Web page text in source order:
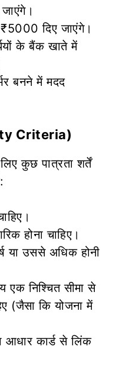
दिए जाएंगे।
के बैंक खाते में
बनने में मदद
Criteria)
कुछ पात्रता शर्तें
होना चाहिए।
या उससे अधिक होनी
एक निश्चित सीमा से
(जैसा कि योजना में
कार्ड से लिंक